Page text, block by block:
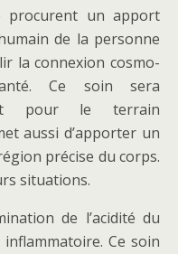
procurent un apport
de la personne
la connexion cosmo-
Ce soin sera
pour le terrain
aussi d’apporter un
précise du corps.
situations.
de l’acidité du
Ce soin